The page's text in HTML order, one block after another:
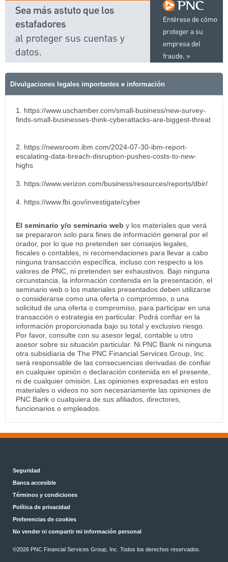
Entérese de cómo
proteger a su
empresa del
fraude.
Sea más astuto que los
estafadores
al proteger sus cuentas y
datos.
Divulgaciones legales importantes e información
1. https://www.uschamber.com/small-business/new-survey-
finds-small-businesses-think-cyberattacks-are-biggest-threat
2. https://newsroom.ibm.com/2024-07-30-ibm-report-
escalating-data-breach-disruption-pushes-costs-to-new-
highs
3. https://www.verizon.com/business/resources/reports/dbir/
4. https://www.fbi.gov/investigate/cyber
El seminario y/o seminario web y los materiales que verá
se prepararon solo para fines de información general por el
orador, por lo que no pretenden ser consejos legales,
fiscales o contables, ni recomendaciones para llevar a cabo
ninguna transacción específica, incluso con respecto a los
valores de PNC, ni pretenden ser exhaustivos. Bajo ninguna
circunstancia, la información contenida en la presentación, el
seminario web o los materiales presentados deben utilizarse
o considerarse como una oferta o compromiso, o una
solicitud de una oferta o compromiso, para participar en una
transacción o estrategia en particular. Podrá confiar en la
información proporcionada bajo su total y exclusivo riesgo.
Por favor, consulte con su asesor legal, contable u otro
asesor sobre su situación particular. Ni PNC Bank ni ninguna
otra subsidiaria de The PNC Financial Services Group, Inc.
será responsable de las consecuencias derivadas de confiar
en cualquier opinión o declaración contenida en el presente,
ni de cualquier omisión. Las opiniones expresadas en estos
materiales o videos no son necesariamente las opiniones de
PNC Bank o cualquiera de sus afiliados, directores,
funcionarios o empleados.
Seguridad
Banca accesible
Términos y condiciones
Política de privacidad
Preferencias de cookies
No vender ni compartir mi información personal
©2026 PNC Financial Services Group, Inc. Todos los derechos reservados.